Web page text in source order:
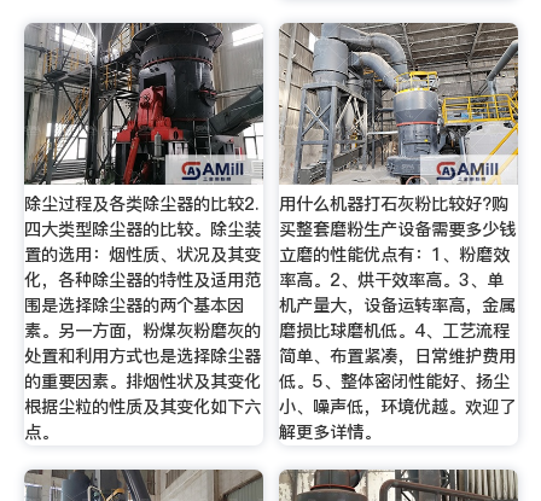
除尘过程及各类除尘器的比较2.
四大类型除尘器的比较。除尘装
置的选用：烟性质、状况及其变
化，各种除尘器的特性及适用范
围是选择除尘器的两个基本因
素。另一方面，粉煤灰粉磨灰的
处置和利用方式也是选择除尘器
的重要因素。排烟性状及其变化
根据尘粒的性质及其变化如下六
点。
用什么机器打石灰粉比较好?购
买整套磨粉生产设备需要多少钱
立磨的性能优点有：1、粉磨效
率高。2、烘干效率高。3、单
机产量大，设备运转率高，金属
磨损比球磨机低。4、工艺流程
简单、布置紧凑，日常维护费用
低。5、整体密闭性能好、扬尘
小、噪声低，环境优越。欢迎了
解更多详情。